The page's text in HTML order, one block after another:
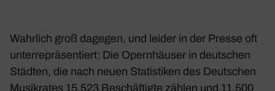
Wahr­lich groß dagegen, und leider in der Presse oft
unter­re­prä­sen­tiert: Die Opern­häuser in deut­schen
Städten, die nach neuen Statis­tiken des Deut­schen
Musik­rates 15.523 Beschäf­tigte zählen und 11.500